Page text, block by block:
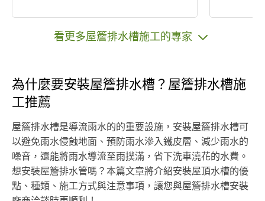
您選擇峰
程人員至
時的專業
費。
看更多屋簷排水槽施工的專家
為什麼要安裝屋簷排水槽？屋簷排水槽施
工推薦
屋簷排水槽是導流雨水的的重要設施，安裝屋簷排水槽可
以避免雨水侵蝕地面、預防雨水滲入鐵皮層、減少雨水的
噪音，還能將雨水導流至雨撲滿，省下洗車澆花的水費。
想安裝屋簷排水管嗎？本篇文章將介紹安裝屋頂水槽的優
點、種類、施工方式與注意事項，讓您與屋簷排水槽安裝